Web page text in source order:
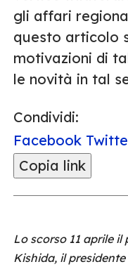
gli affari
questo articolo
motivazioni di
le novità in tal
Condividi:
Facebook
Copia link
Lo scorso 11 aprile
Kishida, il